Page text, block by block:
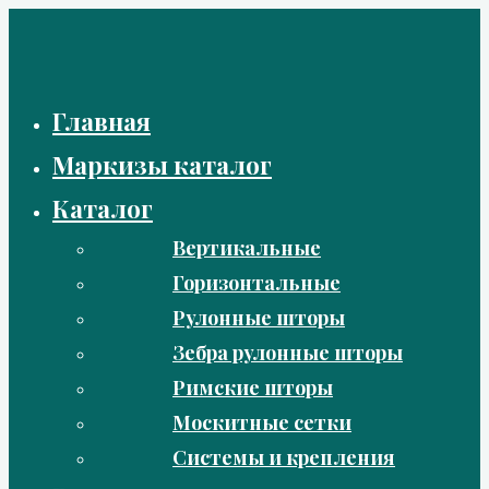
Главная
Маркизы каталог
Каталог
Вертикальные
Горизонтальные
Рулонные шторы
Зебра рулонные шторы
Римские шторы
Москитные сетки
Системы и крепления